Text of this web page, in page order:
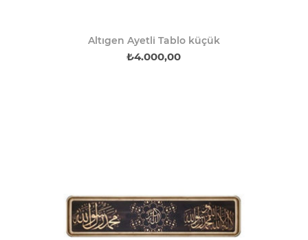
Altıgen Ayetli Tablo küçük
₺4.000,00